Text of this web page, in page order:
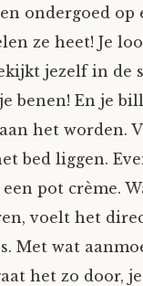
ondergoed
ze heet! Je
jezelf in de
benen! En je
het worden.
bed liggen.
pot crème.
voelt het
Met wat
het zo door,